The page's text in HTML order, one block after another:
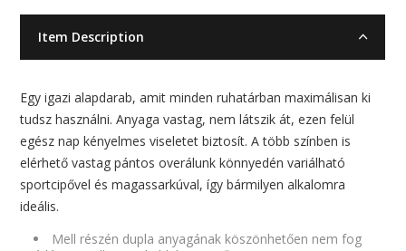
Item Description
Egy igazi alapdarab, amit minden ruhatárban maximálisan ki
tudsz használni. Anyaga vastag, nem látszik át, ezen felül
egész nap kényelmes viseletet biztosít. A több színben is
elérhető vastag pántos overálunk könnyedén variálható
sportcipővel és magassarkúval, így bármilyen alkalomra
ideális.
Mell részén dupla anyagának köszönhetően nem fog